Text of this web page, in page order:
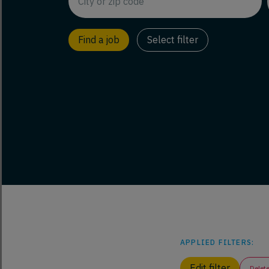
Select filter
APPLIED FILTERS: